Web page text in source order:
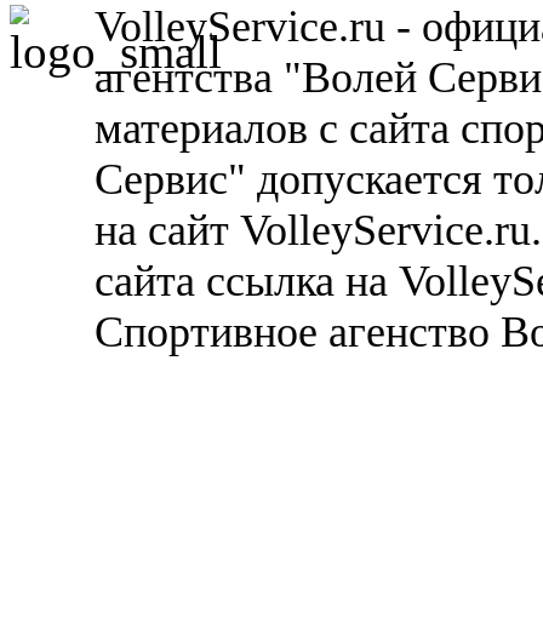
VolleyService.ru -
агентства "Волей
материалов с сайта
Сервис" допускается
на сайт
сайта ссылка на
Спортивное агенство